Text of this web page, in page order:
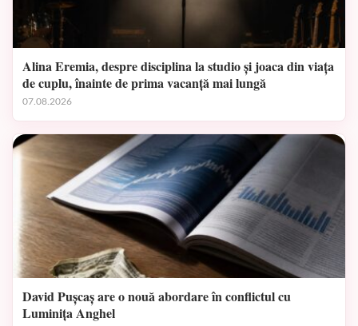
Alina Eremia, despre disciplina la studio și joaca din viața
de cuplu, înainte de prima vacanță mai lungă
07.08.2026
David Pușcaș are o nouă abordare în conflictul cu
Luminița Anghel